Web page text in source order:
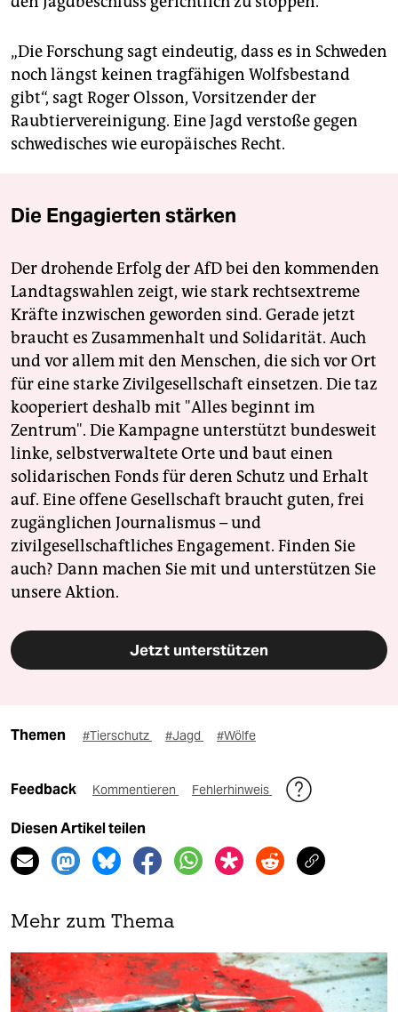
„Die Forschung sagt eindeutig, dass es in Schweden
noch längst keinen tragfähigen Wolfsbestand
gibt“, sagt Roger Olsson, Vorsitzender der
Raubtiervereinigung. Eine Jagd verstoße gegen
schwedisches wie europäisches Recht.
Die Engagierten stärken
Der drohende Erfolg der AfD bei den kommenden
Landtagswahlen zeigt, wie stark rechtsextreme
Kräfte inzwischen geworden sind. Gerade jetzt
braucht es Zusammenhalt und Solidarität. Auch
und vor allem mit den Menschen, die sich vor Ort
für eine starke Zivilgesellschaft einsetzen. Die taz
kooperiert deshalb mit "Alles beginnt im
Zentrum". Die Kampagne unterstützt bundesweit
linke, selbstverwaltete Orte und baut einen
solidarischen Fonds für deren Schutz und Erhalt
auf. Eine offene Gesellschaft braucht guten, frei
zugänglichen Journalismus – und
zivilgesellschaftliches Engagement. Finden Sie
auch? Dann machen Sie mit und unterstützen Sie
unsere Aktion.
Jetzt unterstützen
Themen #Tierschutz #Jagd #Wölfe
Feedback Kommentieren Fehlerhinweis
Diesen Artikel teilen
Mehr zum Thema